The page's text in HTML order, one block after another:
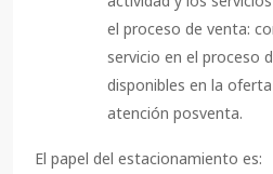
el proceso de venta:
servicio en el proceso
disponibles en la
atención posventa.
El papel del estacionamiento es: